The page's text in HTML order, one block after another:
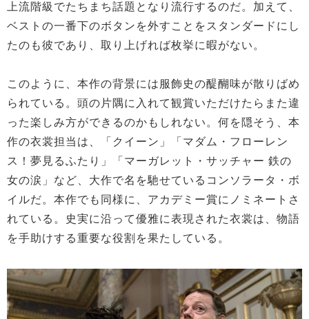
上流階級でたちまち話題となり流行するのだ。加えて、
ベストの一番下のボタンを外すことをスタンダードにし
たのも彼であり、取り上げれば枚挙に暇がない。
このように、本作の背景には服飾史の醍醐味が散りばめ
られている。頭の片隅に入れて観賞いただけたらまた違
った楽しみ方ができるのかもしれない。何を隠そう、本
作の衣裳担当は、「クイーン」「マダム・フローレン
ス！夢見るふたり」「マーガレット・サッチャー 鉄の
女の涙」など、大作で名を馳せているコンソラータ・ボ
イルだ。本作でも同様に、アカデミー賞にノミネートさ
れている。史実に沿って優雅に表現された衣裳は、物語
を手助けする重要な役割を果たしている。